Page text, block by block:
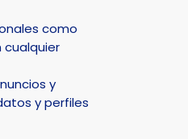
Select Language
CITY
como
y
y perfiles